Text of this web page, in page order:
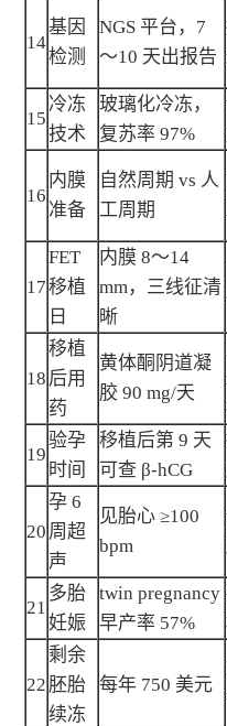
14
基因
检测
NGS 平台，7
～10 天出报告
15
冷冻
技术
玻璃化冷冻，
复苏率 97%
16
内膜
准备
自然周期 vs 人
工周期
17
FET
移植
日
内膜 8～14
mm，三线征清
晰
18
移植
后用
药
黄体酮阴道凝
胶 90 mg/天
19
验孕
时间
移植后第 9 天
可查 β-hCG
20
孕 6
周超
声
见胎心 ≥100
bpm
21
多胎
妊娠
twin pregnancy
早产率 57%
22
剩余
胚胎
续冻
每年 750 美元